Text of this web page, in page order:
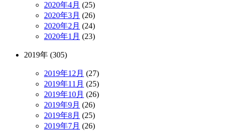
2020年4月 (25)
2020年3月 (26)
2020年2月 (24)
2020年1月 (23)
2019年 (305)
2019年12月 (27)
2019年11月 (25)
2019年10月 (26)
2019年9月 (26)
2019年8月 (25)
2019年7月 (26)